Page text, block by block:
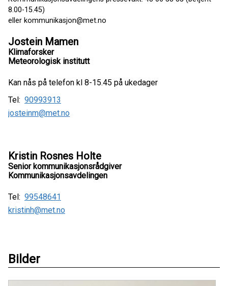
8.00-15.45)
eller kommunikasjon@met.no
Jostein Mamen
Klimaforsker
Meteorologisk institutt
Kan nås på telefon kl 8-15.45 på ukedager
Tel: 90993913
josteinm@met.no
Kristin Rosnes Holte
Senior kommunikasjonsrådgiver
Kommunikasjonsavdelingen
Tel: 99548641
kristinh@met.no
Bilder